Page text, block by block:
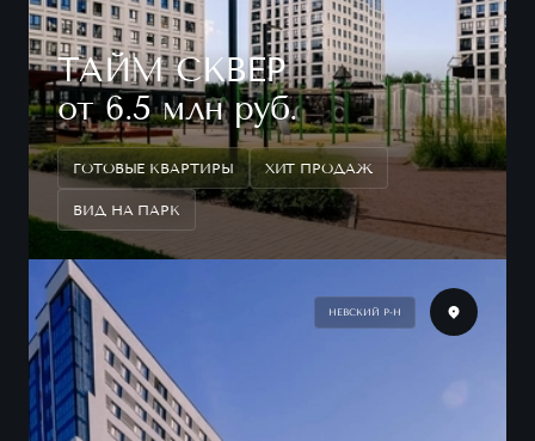
ТАЙМ СКВЕР
от 6.5 млн руб.
ГОТОВЫЕ КВАРТИРЫ ХИТ ПРОДАЖ
ВИД НА ПАРК
НЕВСКИЙ Р-Н